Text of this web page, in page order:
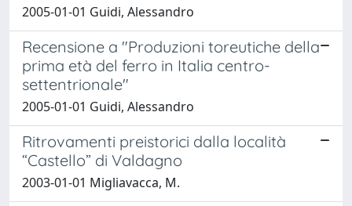
2005-01-01 Guidi, Alessandro
Recensione a "Produzioni toreutiche della
prima età del ferro in Italia centro-
settentrionale"
2005-01-01 Guidi, Alessandro
Ritrovamenti preistorici dalla località
“Castello” di Valdagno
2003-01-01 Migliavacca, M.